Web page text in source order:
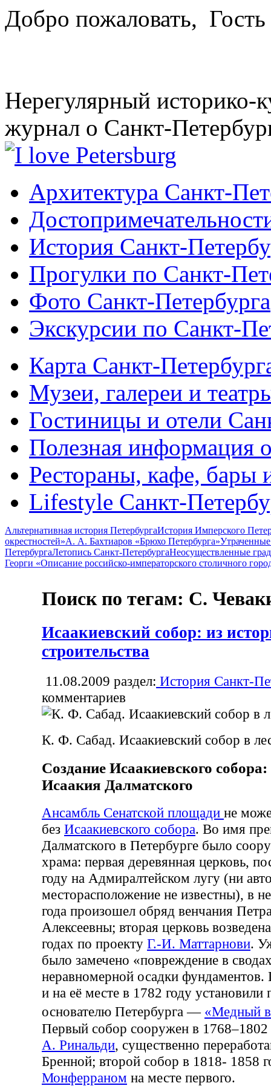
Добро пожаловать, Гость
Нерегулярный историко-
журнал о Санкт-
Архитектура Санкт-
История Санкт-
Прогулки по Санкт-
Фото Санкт-Петербурга
Экскурсии по Санкт-
Карта Санкт-
Музеи, галереи и
Гостиницы и отели
Полезная информация
Рестораны, кафе, бары
Lifestyle Санкт-
Альтернативная история ПетербургаИстория Имперского
окрестностей»А. А. Бахтиаров «Брюхо Петербурга»
ПетербургаЛетопись Санкт-ПетербургаНеосуществленные
Георги «Описание российско-императорского столичного
Поиск по тегам: С.
Исаакиевский собор: из
строительства
11.08.2009 раздел: История Санкт-
комментариев
К. Ф. Сабад. Исаакиевский собор в
Создание Исаакиевского
Исаакия Далматского
Ансамбль Сенатской площади не
без Исаакиевского собора. Во имя
Далматского в Петербурге было
храма: первая деревянная церковь,
году на Адмиралтейском лугу (ни
месторасположение не известны), в
года произошел обряд венчания
Алексеевны; вторая церковь
годах по проекту Г.-И. Маттарнови.
было замечено «повреждение в
неравномерной осадки фундаментов.
и на её месте в 1782 году
основателю Петербурга — «Медный
Первый собор сооружен в 1768–1802
А. Ринальди, существенно
Бренной; второй собор в 1818- 1858
Монферраном на месте первого.